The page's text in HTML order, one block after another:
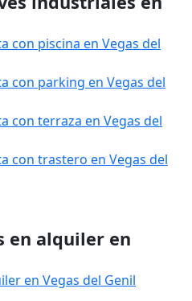
con piscina en Vegas del
con parking en Vegas del
con terraza en Vegas del
con trastero en Vegas del
en alquiler en
en Vegas del Genil